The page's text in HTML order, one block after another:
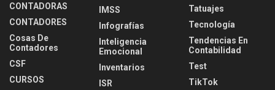
CONTADORAS
CONTADORES
Cosas De
Contadores
CSF
CURSOS
IMSS
Infografías
Inteligencia
Emocional
Inventarios
ISR
Tatuajes
Tecnología
Tendencias En
Contabilidad
Test
TikTok